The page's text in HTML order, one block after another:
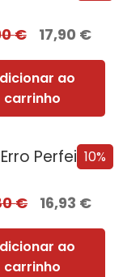
€ 17,90 €
ao
carrinho
10%
Perfeito
€ 16,93 €
ao
carrinho